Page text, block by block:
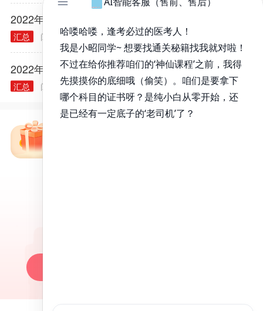
2022年医师资格考试报名规定常见问题汇总
汇总 阅读量： 40314
2022年各类执业/助理医师实践技能大纲汇总
汇总 阅读量： 40240 2021.11.30